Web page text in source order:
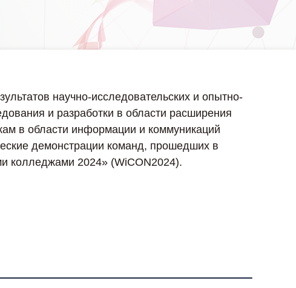
научно-исследовательских и опытно-
и разработки в области расширения
в области информации и коммуникаций
демонстрации команд, прошедших в
колледжами 2024» (WiCON2024).